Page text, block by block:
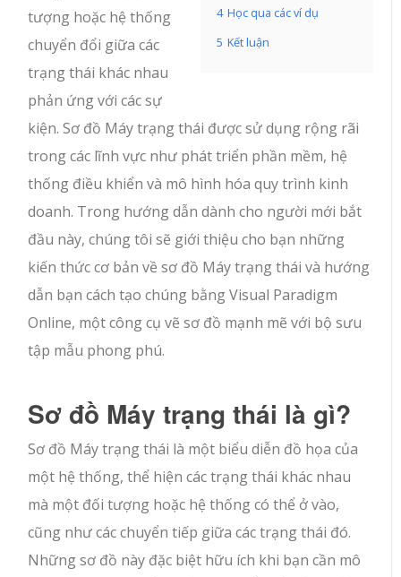
4 Học qua các ví dụ
5 Kết luận
tượng hoặc hệ thống
chuyển đổi giữa các
trạng thái khác nhau
phản ứng với các sự
kiện. Sơ đồ Máy trạng thái được sử dụng rộng rãi
trong các lĩnh vực như phát triển phần mềm, hệ
thống điều khiển và mô hình hóa quy trình kinh
doanh. Trong hướng dẫn dành cho người mới bắt
đầu này, chúng tôi sẽ giới thiệu cho bạn những
kiến thức cơ bản về sơ đồ Máy trạng thái và hướng
dẫn bạn cách tạo chúng bằng Visual Paradigm
Online, một công cụ vẽ sơ đồ mạnh mẽ với bộ sưu
tập mẫu phong phú.
Sơ đồ Máy trạng thái là gì?
Sơ đồ Máy trạng thái là một biểu diễn đồ họa của
một hệ thống, thể hiện các trạng thái khác nhau
mà một đối tượng hoặc hệ thống có thể ở vào,
cũng như các chuyển tiếp giữa các trạng thái đó.
Những sơ đồ này đặc biệt hữu ích khi bạn cần mô